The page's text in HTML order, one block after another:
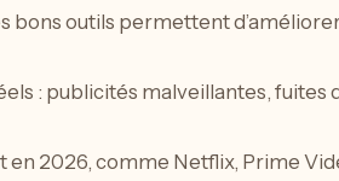
bons outils permettent
: publicités malveillantes, fuites
en 2026, comme Netflix, Prime